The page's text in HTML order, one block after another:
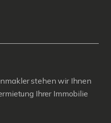
stehen wir Ihnen
Ihrer Immobilie